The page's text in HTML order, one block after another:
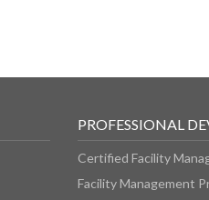
PROFESSIONAL
Certified Facility
Facility Management